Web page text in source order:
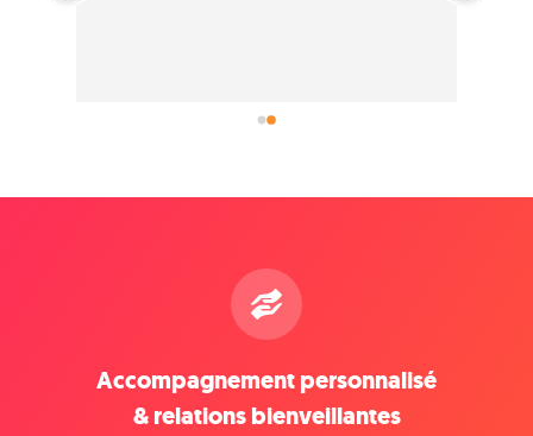
Accompagnement personnalisé
& relations bienveillantes